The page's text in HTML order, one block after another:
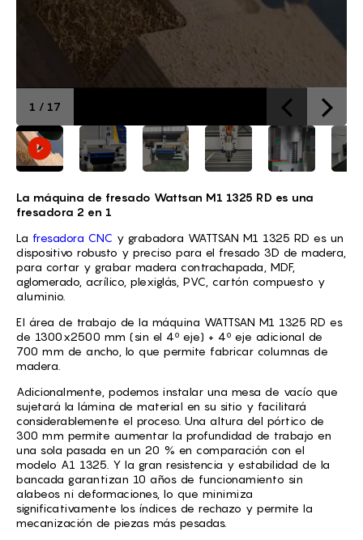
1 / 17
La máquina de fresado Wattsan M1 1325 RD es una
fresadora 2 en 1
La fresadora CNC y grabadora WATTSAN M1 1325 RD es un
dispositivo robusto y preciso para el fresado 3D de madera,
para cortar y grabar madera contrachapada, MDF,
aglomerado, acrílico, plexiglás, PVC, cartón compuesto y
aluminio.
El área de trabajo de la máquina WATTSAN M1 1325 RD es
de 1300x2500 mm (sin el 4º eje) + 4º eje adicional de
700 mm de ancho, lo que permite fabricar columnas de
madera.
Adicionalmente, podemos instalar una mesa de vacío que
sujetará la lámina de material en su sitio y facilitará
considerablemente el proceso. Una altura del pórtico de
300 mm permite aumentar la profundidad de trabajo en
una sola pasada en un 20 % en comparación con el
modelo A1 1325. Y la gran resistencia y estabilidad de la
bancada garantizan 10 años de funcionamiento sin
alabeos ni deformaciones, lo que minimiza
significativamente los índices de rechazo y permite la
mecanización de piezas más pesadas.